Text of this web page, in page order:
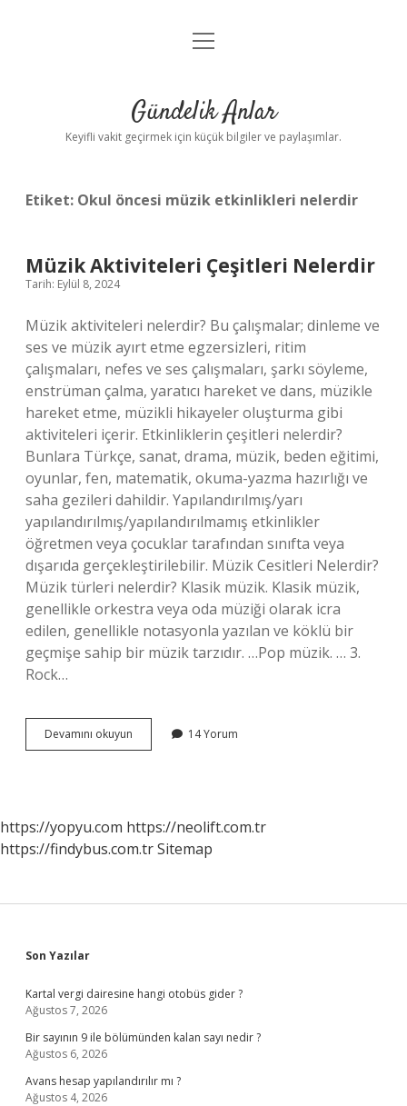
Anasayfa
Yasal Uyarı
menüyü
Gündelik Anlar
Keyifli vakit geçirmek için küçük bilgiler ve paylaşımlar.
Etiket: Okul öncesi müzik etkinlikleri nelerdir
Müzik Aktiviteleri Çeşitleri Nelerdir
Tarih: Eylül 8, 2024
Müzik aktiviteleri nelerdir? Bu çalışmalar; dinleme ve
ses ve müzik ayırt etme egzersizleri, ritim
çalışmaları, nefes ve ses çalışmaları, şarkı söyleme,
enstrüman çalma, yaratıcı hareket ve dans, müzikle
hareket etme, müzikli hikayeler oluşturma gibi
aktiviteleri içerir. Etkinliklerin çeşitleri nelerdir?
Bunlara Türkçe, sanat, drama, müzik, beden eğitimi,
oyunlar, fen, matematik, okuma-yazma hazırlığı ve
saha gezileri dahildir. Yapılandırılmış/yarı
yapılandırılmış/yapılandırılmamış etkinlikler
öğretmen veya çocuklar tarafından sınıfta veya
dışarıda gerçekleştirilebilir. Müzik Cesitleri Nelerdir?
Müzik türleri nelerdir? Klasik müzik. Klasik müzik,
genellikle orkestra veya oda müziği olarak icra
edilen, genellikle notasyonla yazılan ve köklü bir
geçmişe sahip bir müzik tarzıdır. …Pop müzik. … 3.
Rock…
Devamını okuyun
Aktiviteleri
14 Yorum
https://yopyu.com https://neolift.com.tr
https://findybus.com.trSitemap
Sidebar
Son Yazılar
Kartal vergi dairesine hangi otobüs gider ?
Ağustos 7, 2026
Bir sayının 9 ile bölümünden kalan sayı nedir ?
Ağustos 6, 2026
Avans hesap yapılandırılır mı ?
Ağustos 4, 2026